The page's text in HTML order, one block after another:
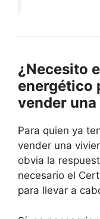
¿Necesito
energético
vender
Para quien ya
vender una
obvia la
necesario el
para llevar a